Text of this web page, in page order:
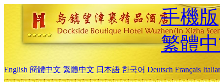
手機版
繁體
English 簡體中文 繁體中文 日本語 한국어 Deutsch Français